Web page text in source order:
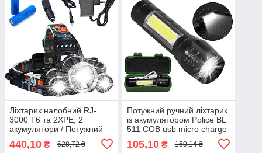
Ліхтарик налобний RJ-
3000 Т6 та 2XPE, 2
акумулятори / Потужний
акумуляторний ліхтар на
голову з 3 світлодіодами
440,10 ₴ 628,72 ₴
Потужний ручний ліхтарик
із акумулятором Police BL
511 COB usb micro charge
/ Світлодіодний LED ліхтар
105,10₴ 150,14 ₴